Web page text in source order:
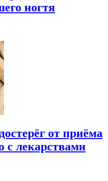
ногтя
от приёма
с лекарствами